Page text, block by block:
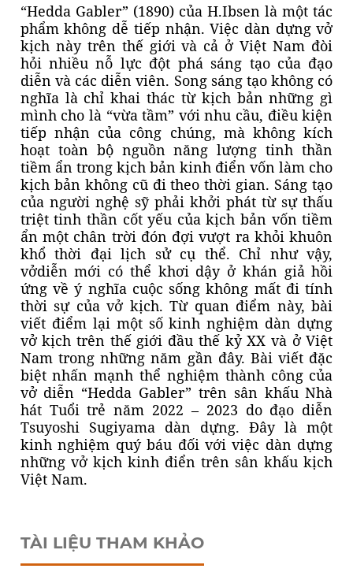
“Hedda Gabler” (1890) của H.Ibsen là một tác
phẩm không dễ tiếp nhận. Việc dàn dựng vở
kịch này trên thế giới và cả ở Việt Nam đòi
hỏi nhiều nỗ lực đột phá sáng tạo của đạo
diễn và các diễn viên. Song sáng tạo không có
nghĩa là chỉ khai thác từ kịch bản những gì
mình cho là “vừa tầm” với nhu cầu, điều kiện
tiếp nhận của công chúng, mà không kích
hoạt toàn bộ nguồn năng lượng tinh thần
tiềm ẩn trong kịch bản kinh điển vốn làm cho
kịch bản không cũ đi theo thời gian. Sáng tạo
của người nghệ sỹ phải khởi phát từ sự thấu
triệt tinh thần cốt yếu của kịch bản vốn tiềm
ẩn một chân trời đón đợi vượt ra khỏi khuôn
khổ thời đại lịch sử cụ thể. Chỉ như vậy,
vởdiễn mới có thể khơi dậy ở khán giả hồi
ứng về ý nghĩa cuộc sống không mất đi tính
thời sự của vở kịch. Từ quan điểm này, bài
viết điểm lại một số kinh nghiệm dàn dựng
vở kịch trên thế giới đầu thế kỷ XX và ở Việt
Nam trong những năm gần đây. Bài viết đặc
biệt nhấn mạnh thể nghiệm thành công của
vở diễn “Hedda Gabler” trên sân khấu Nhà
hát Tuổi trẻ năm 2022 – 2023 do đạo diễn
Tsuyoshi Sugiyama dàn dựng. Đây là một
kinh nghiệm quý báu đối với việc dàn dựng
những vở kịch kinh điển trên sân khấu kịch
Việt Nam.
TÀI LIỆU THAM KHẢO